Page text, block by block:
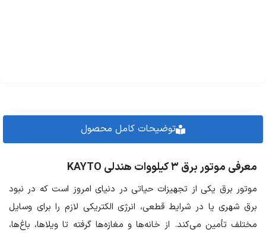
توضیحات کامل محصول
معرفی موتور برق ۳ کیلووات هندلی KAYTO
موتور برق یکی از تجهیزات حیاتی در دنیای امروز است که در نبود
برق شهری یا در شرایط قطعی، انرژی الکتریکی لازم را برای وسایل
مختلف تأمین می‌کند. از خانه‌ها و مغازه‌ها گرفته تا ویلاها، باغ‌ها،